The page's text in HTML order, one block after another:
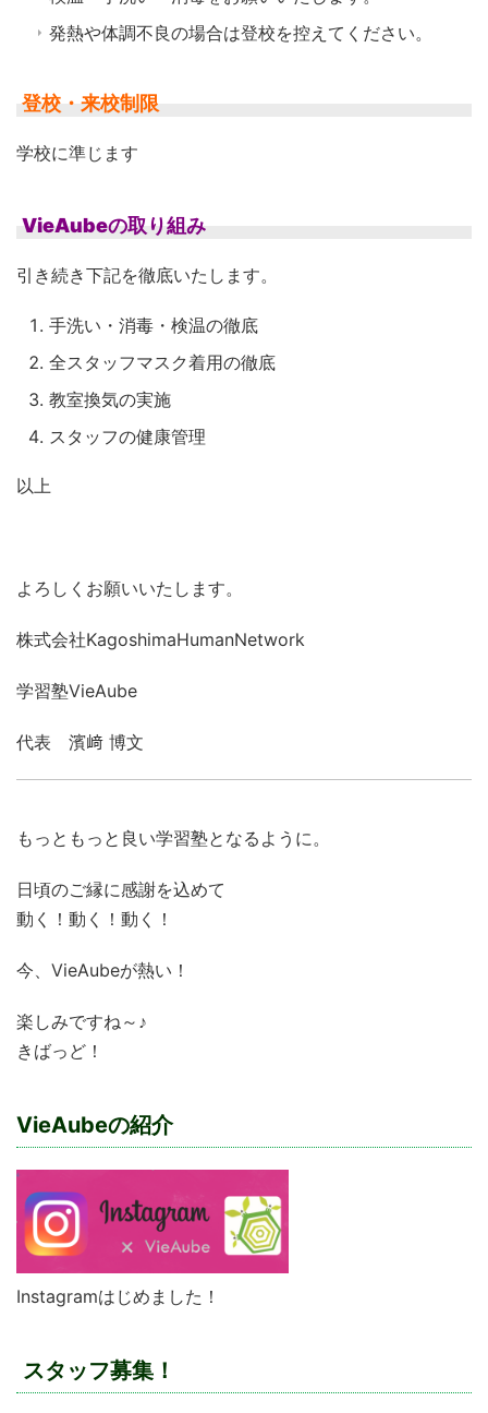
発熱や体調不良の場合は登校を控えてください。
登校・来校制限
学校に準じます
VieAubeの取り組み
引き続き下記を徹底いたします。
手洗い・消毒・検温の徹底
全スタッフマスク着用の徹底
教室換気の実施
スタッフの健康管理
以上
よろしくお願いいたします。
株式会社KagoshimaHumanNetwork
学習塾VieAube
代表 濱﨑 博文
もっともっと良い学習塾となるように。
日頃のご縁に感謝を込めて
動く！動く！動く！
今、VieAubeが熱い！
楽しみですね～♪
きばっど！
VieAubeの紹介
Instagramはじめました！
スタッフ募集！